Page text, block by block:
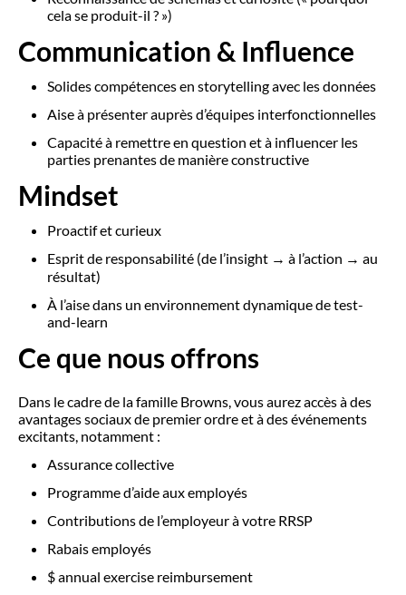
cela se produit-il ? »)
Communication & Influence
Solides compétences en storytelling avec les données
Aise à présenter auprès d’équipes interfonctionnelles
Capacité à remettre en question et à influencer les
parties prenantes de manière constructive
Mindset
Proactif et curieux
Esprit de responsabilité (de l’insight → à l’action → au
résultat)
À l’aise dans un environnement dynamique de test-
and-learn
Ce que nous offrons
Dans le cadre de la famille Browns, vous aurez accès à des
avantages sociaux de premier ordre et à des événements
excitants, notamment :
Assurance collective
Programme d’aide aux employés
Contributions de l’employeur à votre RRSP
Rabais employés
$ annual exercise reimbursement